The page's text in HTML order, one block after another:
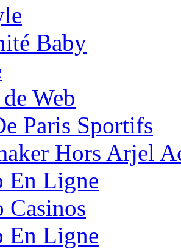
Baby
Web
Paris Sportifs
Hors Arjel
En Ligne
Casinos
En Ligne